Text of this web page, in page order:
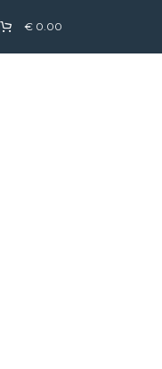
€ 0.00